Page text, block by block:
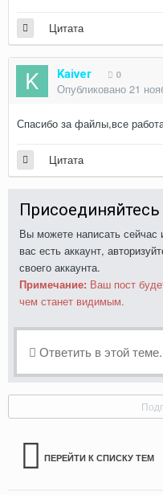
Цитата
Kaiver 0
Опубликовано 21
Спасибо за файлы,все
Цитата
Вы можете написать сейчас
вас есть аккаунт,
своего аккаунта.
Примечание: Ваш пост
чем станет видимым.
Ответить в этой
ПЕРЕЙТИ К СПИСКУ ТЕМ